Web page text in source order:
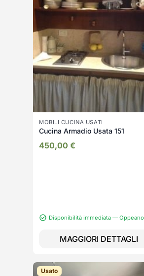
MOBILI CUCINA USATI
Cucina Armadio Usata 151
450,00 €
Disponibilità immediata — Oppeano
MAGGIORI DETTAGLI
Usato